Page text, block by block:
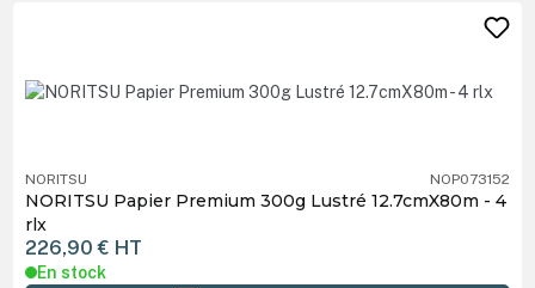
NORITSU NOP073152
NORITSU Papier Premium 300g Lustré 12.7cmX80m - 4
rlx
226,90 € HT
En stock